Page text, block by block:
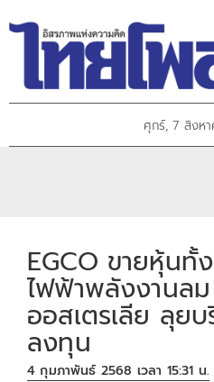
ศุกร์, 7 สิงห
EGCO ขายหุ้นทั้
ไฟฟ้าพลังงานล
ออสเตรเลีย ลุย
ลงทุน
4 กุมภาพันธ์ 2568 เวลา 15:31 น.